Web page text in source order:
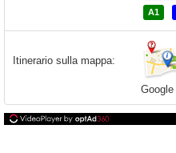
A1
Itinerario sulla mappa:
Google